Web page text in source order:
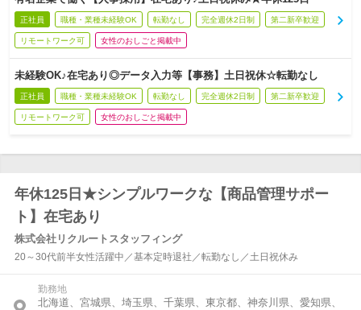
正社員 職種・業種未経験OK 転勤なし 完全週休2日制 第二新卒歓迎
リモートワーク可 女性のおしごと掲載中
未経験OK♪在宅あり◎データ入力等【事務】土日祝休☆転勤なし
正社員 職種・業種未経験OK 転勤なし 完全週休2日制 第二新卒歓迎
リモートワーク可 女性のおしごと掲載中
年休125日★シンプルワークな【商品管理サポー
ト】在宅あり
株式会社リクルートスタッフィング
20～30代前半女性活躍中／基本定時退社／転勤なし／土日祝休み
勤務地
北海道、宮城県、埼玉県、千葉県、東京都、神奈川県、愛知県、